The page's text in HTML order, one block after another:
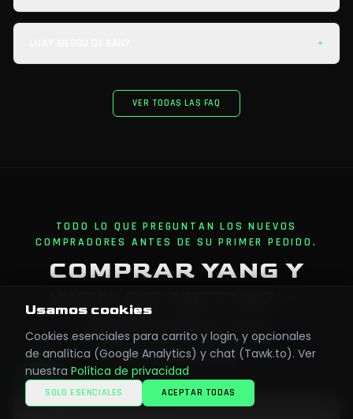
+
VER TODAS LAS FAQ
TODO LO QUE PREGUNTAN LOS NUEVOS
COMPRADORES ANTES DE SU PRIMER PEDIDO.
COMPRAR YANG Y
WON DE METIN2 —
RESPUESTAS
RÁPIDAS
Usamos cookies
Cookies esenciales para carrito y login, y opcionales
de analítica (Google Analytics) y chat (Tawk.to). Ver
nuestra Política de privacidad
SOLO ESENCIALES ACEPTAR TODAS